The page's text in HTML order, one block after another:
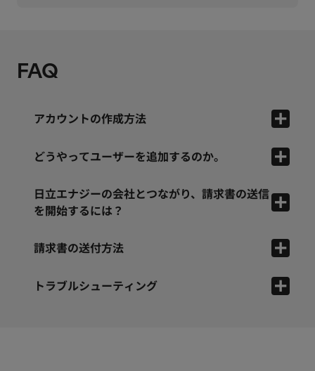
FAQ
アカウントの作成方法
どうやってユーザーを追加するのか。
日立エナジーの会社とつながり、請求書の送信
を開始するには？
請求書の送付方法
トラブルシューティング